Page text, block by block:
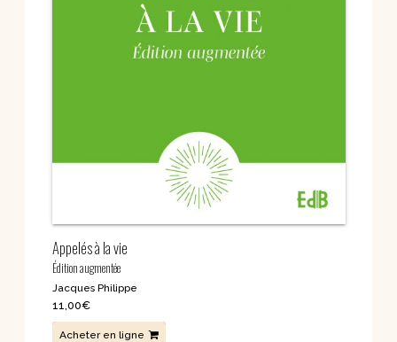
Appelés à la vie
Édition augmentée
Jacques Philippe
11,00€
Acheter en ligne